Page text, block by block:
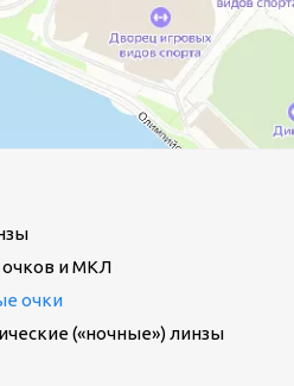
очков и МКЛ
очки
(«ночные») линзы